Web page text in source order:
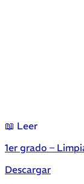
📖 Leer
1er grado –
Descargar